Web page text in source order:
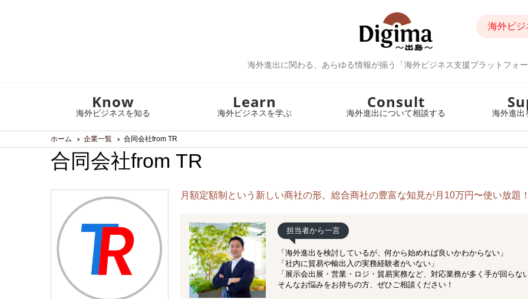
海外進出に関わる、あらゆる情報が揃う「海外ビジネス支援プラットフォ
海外ビジ
Know
海外ビジネスを知る
Learn
海外ビジネスを学ぶ
Consult
海外進出について相談する 海外進出
ホーム 企業一覧 合同会社from TR
合同会社from TR
月額定額制という新しい商社の形。総合商社の豊富な知見が月10万円〜使い放題
担当者から一言
「海外進出を検討しているが、何から始めれば良いかわからない」
「社内に貿易や輸出入の実務経験者がいない」
「展示会出展・営業・ロジ・貿易実務など、対応業務が多く手が回らな
そんなお悩みをお持ちの方、ぜひご相談ください！